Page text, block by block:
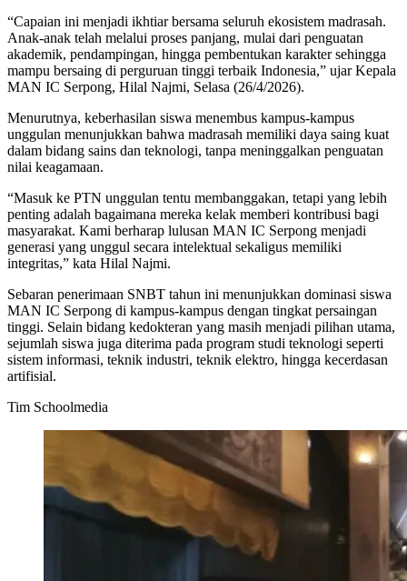
“Capaian ini menjadi ikhtiar bersama seluruh ekosistem madrasah.
Anak-anak telah melalui proses panjang, mulai dari penguatan
akademik, pendampingan, hingga pembentukan karakter sehingga
mampu bersaing di perguruan tinggi terbaik Indonesia,” ujar Kepala
MAN IC Serpong, Hilal Najmi, Selasa (26/4/2026).
Menurutnya, keberhasilan siswa menembus kampus-kampus
unggulan menunjukkan bahwa madrasah memiliki daya saing kuat
dalam bidang sains dan teknologi, tanpa meninggalkan penguatan
nilai keagamaan.
“Masuk ke PTN unggulan tentu membanggakan, tetapi yang lebih
penting adalah bagaimana mereka kelak memberi kontribusi bagi
masyarakat. Kami berharap lulusan MAN IC Serpong menjadi
generasi yang unggul secara intelektual sekaligus memiliki
integritas,” kata Hilal Najmi.
Sebaran penerimaan SNBT tahun ini menunjukkan dominasi siswa
MAN IC Serpong di kampus-kampus dengan tingkat persaingan
tinggi. Selain bidang kedokteran yang masih menjadi pilihan utama,
sejumlah siswa juga diterima pada program studi teknologi seperti
sistem informasi, teknik industri, teknik elektro, hingga kecerdasan
artifisial.
Tim Schoolmedia